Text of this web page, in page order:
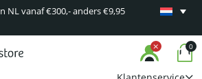
NL vanaf €300,- anders €9,95
Minimaal
0